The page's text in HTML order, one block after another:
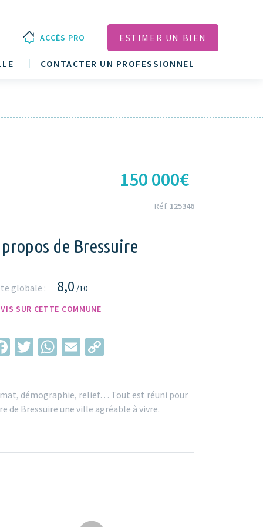
CONTACTER UN PROFESSIONNEL
ACCÈS PRO ESTIMER UN BIEN
150 000€
Réf. 125346
de Bressuire
globale : 8,0 /10
SUR CETTE COMMUNE
Facebook
Twitter
WhatsApp
Email
démographie, relief… Tout est réuni pour
de Bressuire une ville agréable à vivre.